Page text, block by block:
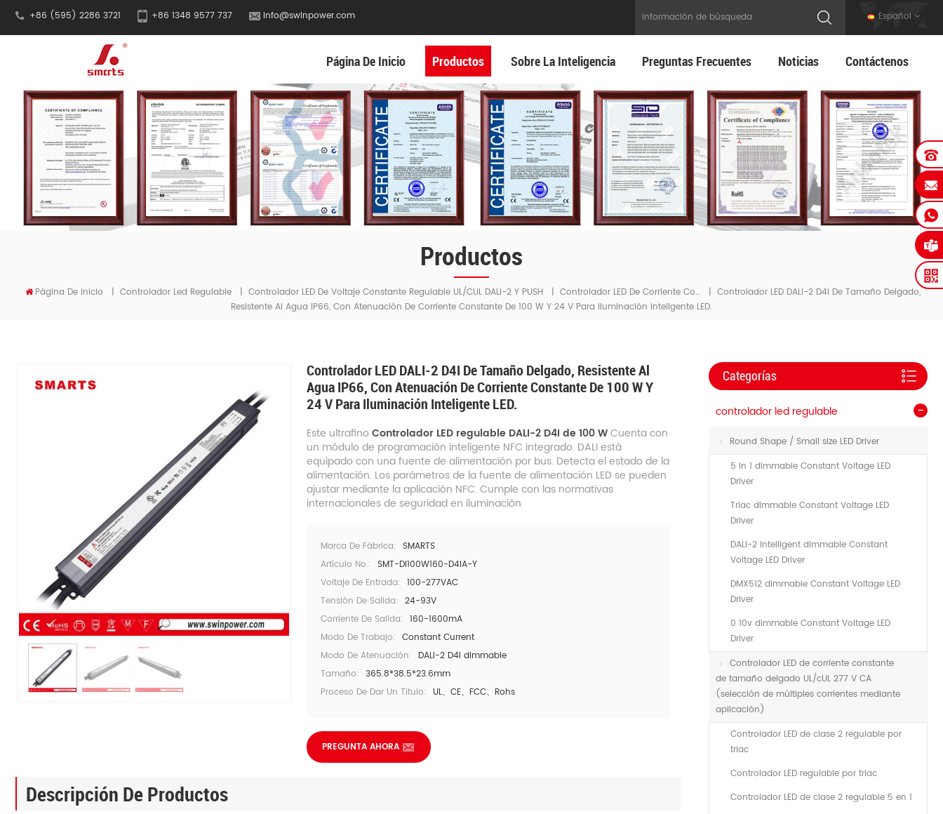
+86 (595) 2286 3721 +86 1348 9577 737 info@swinpower.com Español
Página De Inicio Productos Sobre La Inteligencia Preguntas Frecuentes Noticias Contáctenos
Productos
Página De Inicio | Controlador Led Regulable | Controlador LED De Voltaje Constante Regulable UL/cUL DALI-2 Y PUSH | Controlador LED De Corriente Constante DALI-2 D4i De Forma Delgada | Controlador LED DALI-2 D4I De Tamaño Delgado,
Resistente Al Agua IP66, Con Atenuación De Corriente Constante De 100 W Y 24 V Para Iluminación Inteligente LED.
Controlador LED DALI-2 D4I De Tamaño Delgado, Resistente Al
Agua IP66, Con Atenuación De Corriente Constante De 100 W Y
24 V Para Iluminación Inteligente LED.
Este ultrafinoControlador LED regulable DALI-2 D4I de 100 WCuenta con
un módulo de programación inteligente NFC integrado. DALI está
equipado con una fuente de alimentación por bus. Detecta el estado de la
alimentación. Los parámetros de la fuente de alimentación LED se pueden
ajustar mediante la aplicación NFC. Cumple con las normativas
internacionales de seguridad en iluminación.
Marca De Fábrica: SMARTS
Artículo No.: SMT-DI100W160-D4IA-Y
Voltaje De Entrada: 100-277VAC
Tensión De Salida: 24-93V
Corriente De Salida: 160-1600mA
Modo De Trabajo: Constant Current
Modo De Atenuación:
DALI-2 D4I dimmable
Tamaño: 365.8*38.5*23.6mm
Proceso De Dar Un Título:
UL、CE、FCC、Rohs
PREGUNTA AHORA
Descripción De Productos
Categorías
controlador led regulable
Round Shape / Small size LED Driver
5 in 1 dimmable Constant Voltage LED
Driver
Triac dimmable Constant Voltage LED
Driver
DALI-2 Intelligent dimmable Constant
Voltage LED Driver
DMX512 dimmable Constant Voltage LED
Driver
0 10v dimmable Constant Voltage LED
Driver
Controlador LED de corriente constante
de tamaño delgado UL/cUL 277 V CA
(selección de múltiples corrientes mediante
aplicación)
Controlador LED de clase 2 regulable por
triac
Controlador LED regulable por triac
Controlador LED de clase 2 regulable 5 en 1